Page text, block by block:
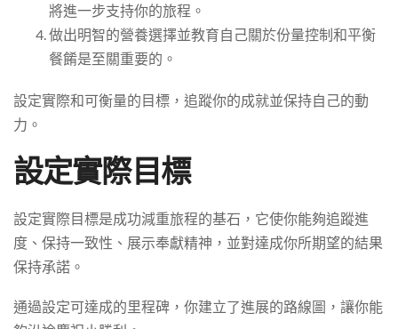
將進一步支持你的旅程。
做出明智的營養選擇並教育自己關於份量控制和平衡
餐餚是至關重要的。
設定實際和可衡量的目標，追蹤你的成就並保持自己的動
力。
設定實際目標
設定實際目標是成功減重旅程的基石，它使你能夠追蹤進
度、保持一致性、展示奉獻精神，並對達成你所期望的結果
保持承諾。
通過設定可達成的里程碑，你建立了進展的路線圖，讓你能